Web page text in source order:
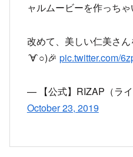
ャルムービーを作っち
改めて、美しい仁美さ
´∀`○)🎉 pic.twitter.com/
— 【公式】RIZAP（ラ
October 23, 2019